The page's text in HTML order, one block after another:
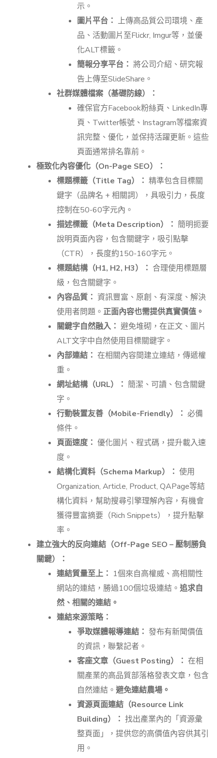
示。
圖片平台： 上傳高品質公司環境、產
品、活動圖片至Flickr, Imgur等，並優
化ALT標籤。
簡報分享平台： 將公司介紹、研究報
告上傳至SlideShare。
社群媒體檔案（基礎防線）：
確保官方Facebook粉絲頁、LinkedIn專
頁、Twitter帳號、Instagram等檔案資
訊完整、優化，並保持活躍更新。這些
頁面通常排名靠前。
極致化內容優化（On-Page SEO）：
標題標籤（Title Tag）： 精準包含目標關
鍵字（品牌名 + 相關詞），具吸引力，長度
控制在50-60字元內。
描述標籤（Meta Description）： 簡明扼要
說明頁面內容，包含關鍵字，吸引點擊
（CTR），長度約150-160字元。
標題結構（H1, H2, H3）： 合理使用標題層
級，包含關鍵字。
內容品質： 資訊豐富、原創、有深度、解決
使用者問題。 正面內容也需提供真實價值。
關鍵字自然融入： 避免堆砌，在正文、圖片
ALT文字中自然使用目標關鍵字。
內部連結： 在相關內容間建立連結，傳遞權
重。
網址結構（URL）： 簡潔、可讀、包含關鍵
字。
行動裝置友善（Mobile-Friendly）： 必備
條件。
頁面速度： 優化圖片、程式碼，提升載入速
度。
結構化資料（Schema Markup）： 使用
Organization, Article, Product, QAPage等結
構化資料，幫助搜尋引擎理解內容，有機會
獲得豐富摘要（Rich Snippets），提升點擊
率。
建立強大的反向連結（Off-Page SEO – 壓制勝負
關鍵）：
連結質量至上： 1個來自高權威、高相關性
網站的連結，勝過100個垃圾連結。 追求自
然、相關的連結。
連結來源策略：
爭取媒體報導連結： 發布有新聞價值
的資訊，聯繫記者。
客座文章（Guest Posting）： 在相
關產業的高品質部落格發表文章，包含
自然連結。 避免連結農場。
資源頁面連結（Resource Link
Building）： 找出產業內的「資源彙
整頁面」，提供您的高價值內容供其引
用。